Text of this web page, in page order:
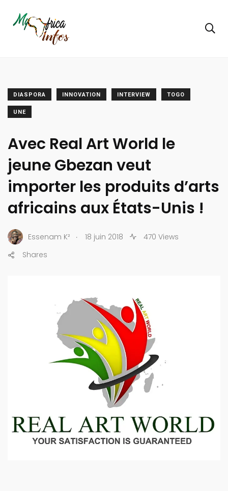
DIASPORA INNOVATION INTERVIEW TOGO
UNE
Avec Real Art World le
jeune Gbezan veut
importer les produits d’arts
africains aux États-Unis !
Essenam K² . 18 juin 2018
470 Views
Shares